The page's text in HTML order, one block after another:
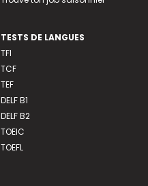
TESTS DE LANGUES
TFI
TCF
TEF
DELF B1
DELF B2
TOEIC
TOEFL